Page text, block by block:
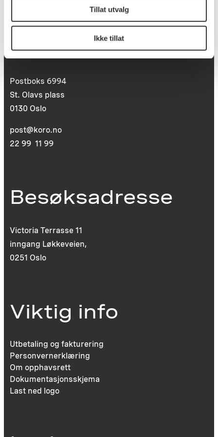
Tillat utvalg
Ikke tillat
Postadresse
Postboks 6994
St. Olavs plass
0130 Oslo
post@koro.no
22 99 11 99
Besøksadresse
Victoria Terrasse 11
inngang Løkkeveien,
0251 Oslo
Viktig info
Utbetaling og fakturering
Personvernerklæring
Om opphavsrett
Dokumentasjonsskjema
Last ned logo